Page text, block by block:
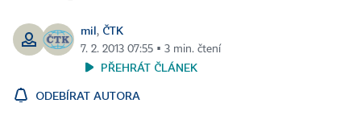
mil, ČTK
7. 2. 2013 07:55 ▪ 3 min. čtení
PŘEHRÁT ČLÁNEK
ODEBÍRAT AUTORA